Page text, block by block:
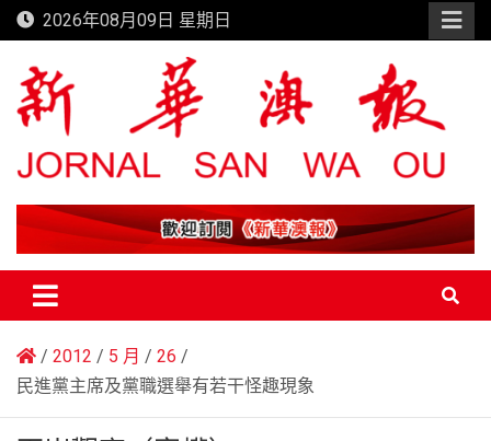
Skip
to
content
2026年08月09日 星期日
新華澳報
2012 5 月
26
民進黨主席及黨職選舉有若干怪趣現象